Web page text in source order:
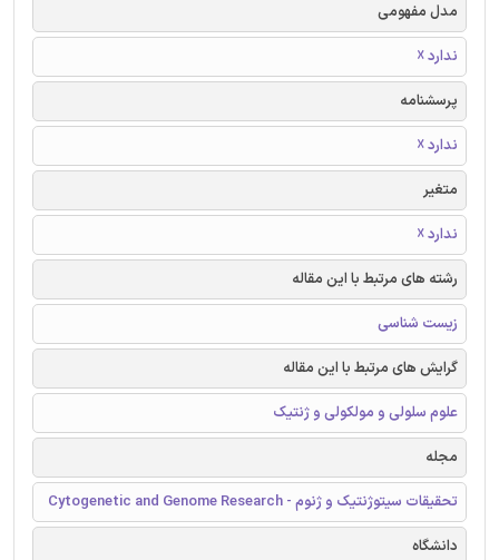
مدل مفهومی
ندارد ☓
پرسشنامه
ندارد ☓
متغیر
ندارد ☓
رشته های مرتبط با این مقاله
زیست شناسی
گرایش های مرتبط با این مقاله
علوم سلولی و مولکولی و ژنتیک
مجله
تحقیقات سیتوژنتیک و ژنوم - Cytogenetic and Genome Research
دانشگاه